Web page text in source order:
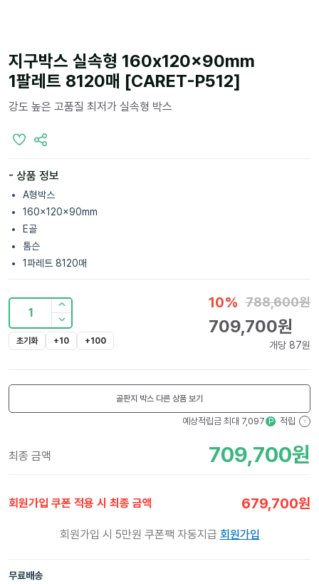
지구박스 실속형 160x120x90mm
1팔레트 8120매 [CARET-P512]
강도 높은 고품질 최저가 실속형 박스
- 상품 정보
A형박스
160x120x90mm
E골
톰슨
1파레트 8120매
1
초기화 +10 +100
10% 788,600원
709,700원
개당 87원
골판지 박스 다른 상품 보기
예상적립금 최대 7,097 P 적립 ?
최종 금액 709,700원
회원가입 쿠폰 적용 시 최종 금액 679,700원
회원가입 시 5만원 쿠폰팩 자동지급 회원가입
무료배송